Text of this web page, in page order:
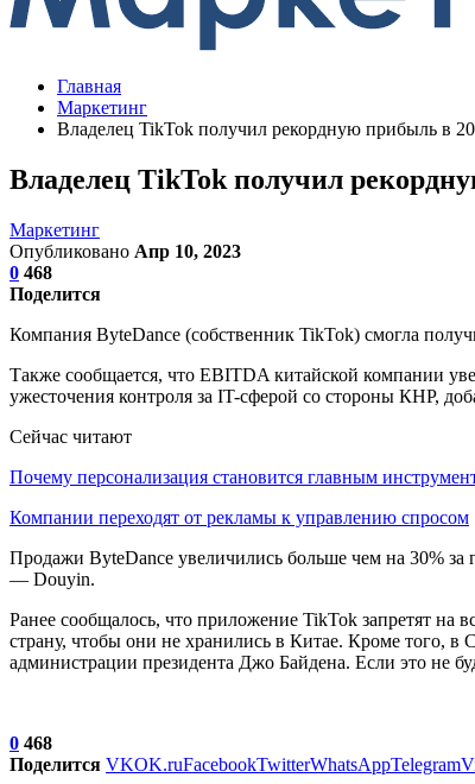
Главная
Маркетинг
Владелец TikTok получил рекордную прибыль в
Владелец TikTok получил
Маркетинг
Опубликовано Апр 10, 2023
0 468
Поделится
Компания ByteDance (собственник TikTok) смогла
Также сообщается, что EBITDA китайской компании
ужесточения контроля за IT-сферой со стороны КНР,
Сейчас читают
Почему персонализация становится главным
Компании переходят от рекламы к управлению спросом
Продажи ByteDance увеличились больше чем на 30%
— Douyin.
Ранее сообщалось, что приложение TikTok запретят на
страну, чтобы они не хранились в Китае. Кроме того,
администрации президента Джо Байдена. Если это не
0 468
Поделится VKOK.ruFacebookTwitterWhatsAppTelegram